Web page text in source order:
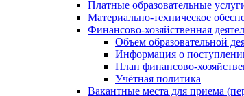
Платные образовательные
Материально-техническое
Финансово-хозяйственная
Объем образовательной
Информация о
План финансово-
Учётная политика
Вакантные места для приема